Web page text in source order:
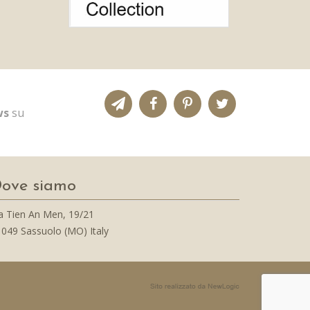
su
siamo
Tien An Men, 19/21
Sassuolo (MO) Italy